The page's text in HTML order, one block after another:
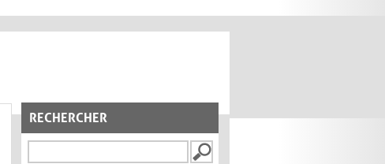
RECHERCHER